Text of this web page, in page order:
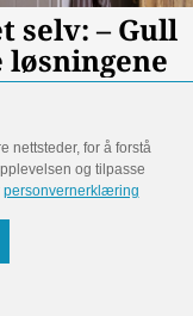
nettsteder, for å forstå
og tilpasse
personvernerklæring